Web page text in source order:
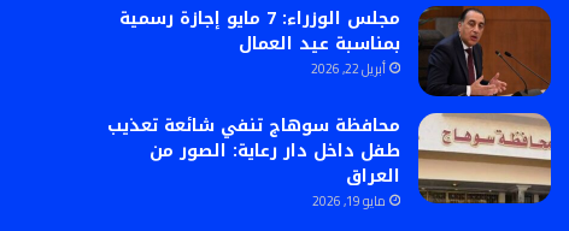
مجلس الوزراء: 7 مايو إجازة رسمية
بمناسبة عيد العمال
أبريل 22, 2026
محافظة سوهاج تنفي شائعة تعذيب
طفل داخل دار رعاية: الصور من
العراق
مايو 19, 2026